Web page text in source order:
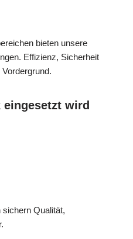
bieten unsere
Effizienz, Sicherheit
eingesetzt wird
Qualität,